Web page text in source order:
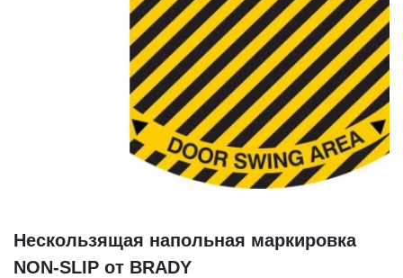
Нескользящая напольная маркировка
NON-SLIP от BRADY